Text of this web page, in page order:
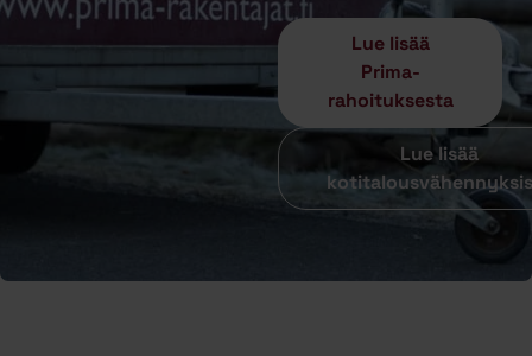
Lue lisää
Prima-
rahoituksesta
Lue lisää